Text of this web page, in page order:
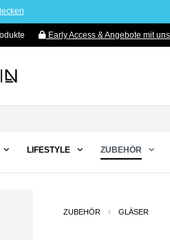
Early Access & Angebote mit
LIFESTYLE ZUBEHÖR
ZUBEHÖR GLÄSER